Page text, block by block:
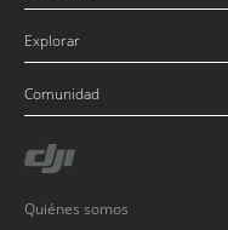
Explorar
Comunidad
Quiénes somos